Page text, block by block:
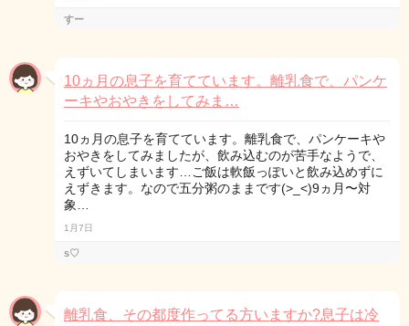
すー
10ヵ月の息子を育てています。離乳食で、パンケ
ーキやおやきをしてみま…
10ヵ月の息子を育てています。離乳食で、パンケーキや
おやきをしてみましたが、飲み込むのが苦手なようで、
えずいてしまいます…ご飯は軟飯っぽいと飲み込めずに
えずきます。なので五分粥のままです(>_<)9ヵ月〜対
象…
1月7日
s♡
離乳食、その都度作ってる方いますか?息子は冷